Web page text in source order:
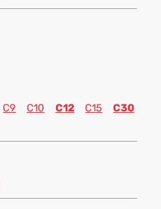
C9 C10 C12 C15
C30